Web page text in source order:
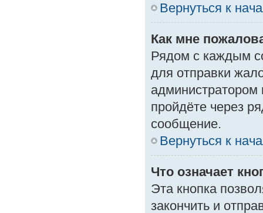
Вернуться к
Как мне
Рядом с каждым
для отправки
пройдёте через
сообщение.
Вернуться к
Что означает
Эта кнопка
закончить и